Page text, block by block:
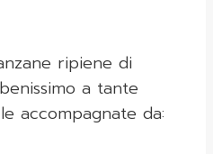
ripiene di
a tante
accompagnate da: